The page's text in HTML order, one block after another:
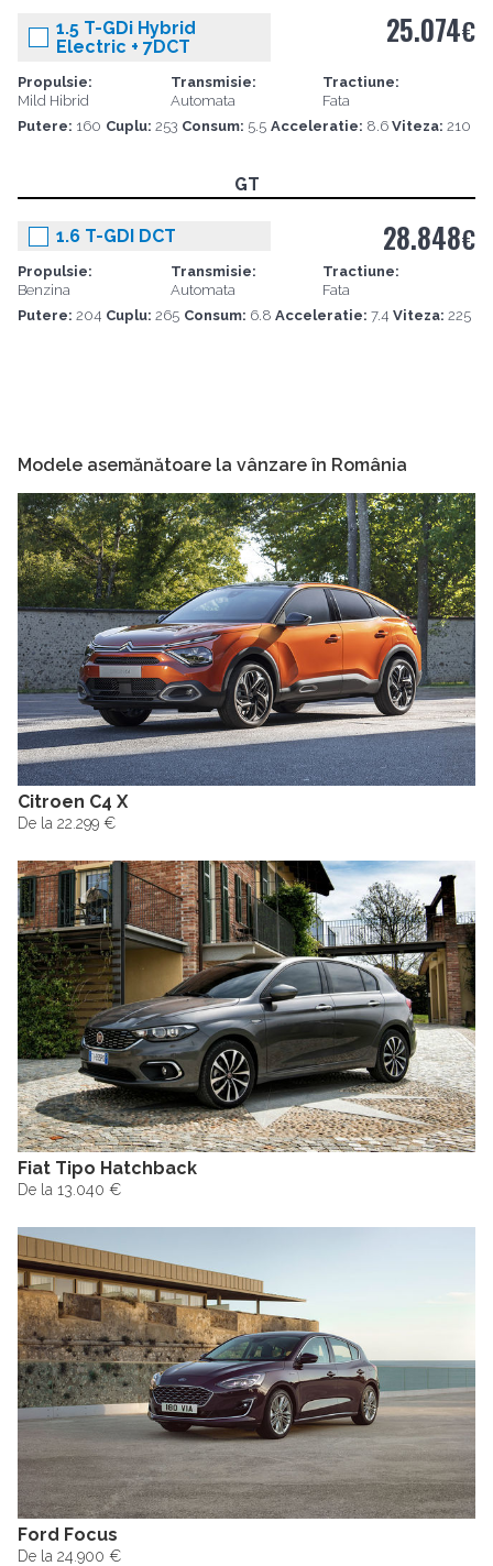
1.5 T-GDi Hybrid
Electric + 7DCT
Propulsie:
Mild Hibrid
Transmisie:
Automata
Tractiune:
Fata
Putere: 160 Cuplu: 253 Consum: 5.5 Acceleratie: 8.6 Viteza:210
25.074€
GT
1.6 T-GDI DCT
Propulsie:
Benzina
Transmisie:
Automata
Tractiune:
Fata
Putere: 204 Cuplu: 265 Consum: 6.8 Acceleratie:7.4 Viteza:225
28.848€
Modele asemănătoare la vânzare în România
Citroen C4 X
De la 22.299 €
Fiat Tipo Hatchback
De la 13.040 €
Ford Focus
De la 24.900 €